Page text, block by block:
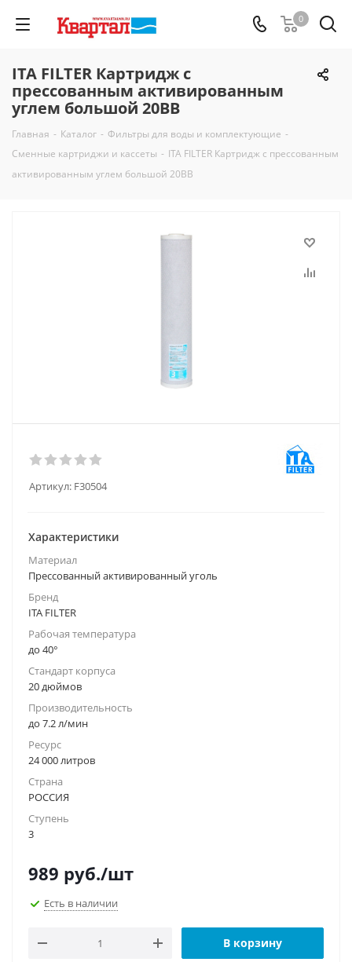
0
ITA FILTER Картридж с
прессованным активированным
углем большой 20BB
Главная - Каталог - Фильтры для воды и комплектующие -
Сменные картриджи и кассеты - ITA FILTER Картридж с прессованным
активированным углем большой 20BB
Артикул: F30504
Характеристики
Материал
Прессованный активированный уголь
Бренд
ITA FILTER
Рабочая температура
до 40°
Стандарт корпуса
20 дюймов
Производительность
до 7.2 л/мин
Ресурс
24 000 литров
Страна
РОССИЯ
Ступень
3
989 руб./шт
Есть в наличии
В корзину